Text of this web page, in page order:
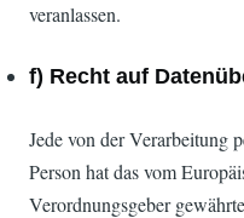
veranlassen.
f) Recht auf
Jede von der Verarbeitung
Person hat das vom
Verordnungsgeber